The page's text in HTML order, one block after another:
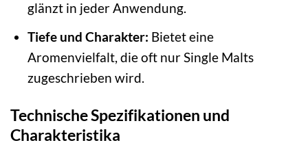
glänzt in jeder Anwendung.
Tiefe und Charakter: Bietet eine
Aromenvielfalt, die oft nur Single Malts
zugeschrieben wird.
Technische Spezifikationen und
Charakteristika